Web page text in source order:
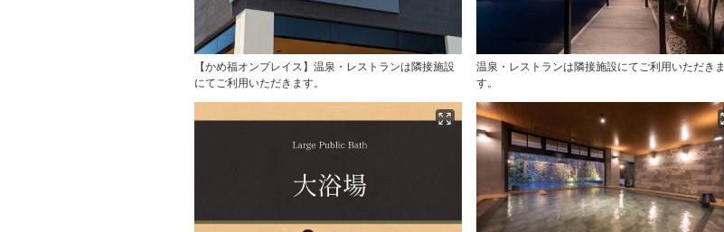
【かめ福オンプレイス】温泉・レストランは隣接施設
にてご利用いただきます。
温泉・レストランは隣接施設にてご利用いただきま
す。